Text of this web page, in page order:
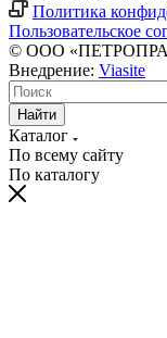
Политика
Пользовательское
© ООО
Внедрение: Viasite
Найти
Каталог
По всему сайту
По каталогу